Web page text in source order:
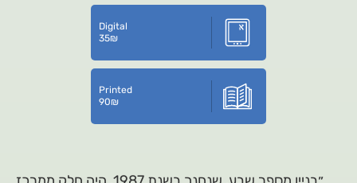
Digital
35₪
Printed
90₪